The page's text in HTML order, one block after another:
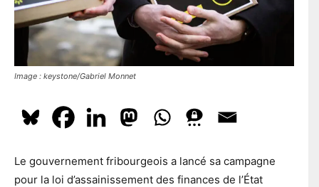
Image : keystone/Gabriel Monnet
Le gouvernement fribourgeois a lancé sa campagne
pour la loi d’assainissement des finances de l’État